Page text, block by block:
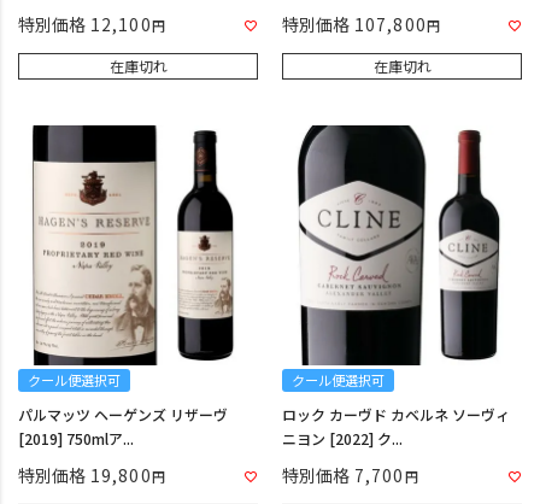
特別価格 12,100
在庫切れ
特別価格 107,800
在庫切れ
クール便選択可
パルマッツ ヘーゲンズ リザーヴ
[2019] 750mlア...
特別価格 19,800
クール便選択可
ロック カーヴド カベルネ ソーヴィ
ニヨン [2022] ク...
特別価格 7,700